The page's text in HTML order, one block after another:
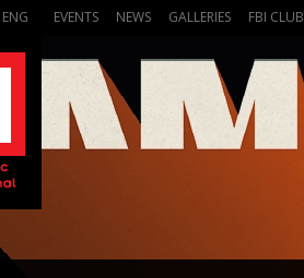
ENG EVENTS NEWS GALLERIES FBI CLUB